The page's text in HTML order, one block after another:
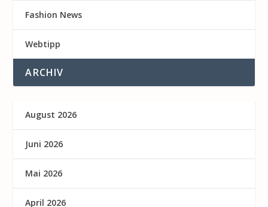
Fashion News
Webtipp
ARCHIV
August 2026
Juni 2026
Mai 2026
April 2026